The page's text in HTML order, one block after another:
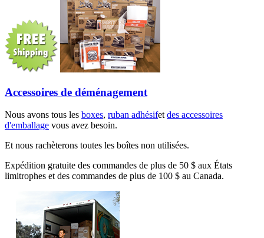
Accessoires de déménagement
Nous avons tous les boxes, ruban adhésifet des accessoires
d'emballage vous avez besoin.
Et nous rachèterons toutes les boîtes non utilisées.
Expédition gratuite des commandes de plus de 50 $ aux États
limitrophes et des commandes de plus de 100 $ au Canada.